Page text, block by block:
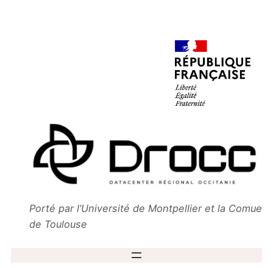
Porté par l’Université de Montpellier et la Comue
de Toulouse